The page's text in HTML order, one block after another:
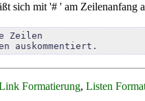
sich mit '# ' am Zeilenanfang
Zeilen
auskommentiert.
Formatierung, Listen